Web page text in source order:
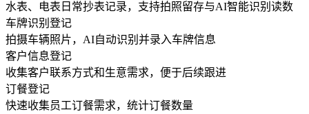
水表、电表日常抄表记录，支持拍照留存与AI智能识别读数
车牌识别登记
拍摄车辆照片，AI自动识别并录入车牌信息
客户信息登记
收集客户联系方式和生意需求，便于后续跟进
订餐登记
快速收集员工订餐需求，统计订餐数量